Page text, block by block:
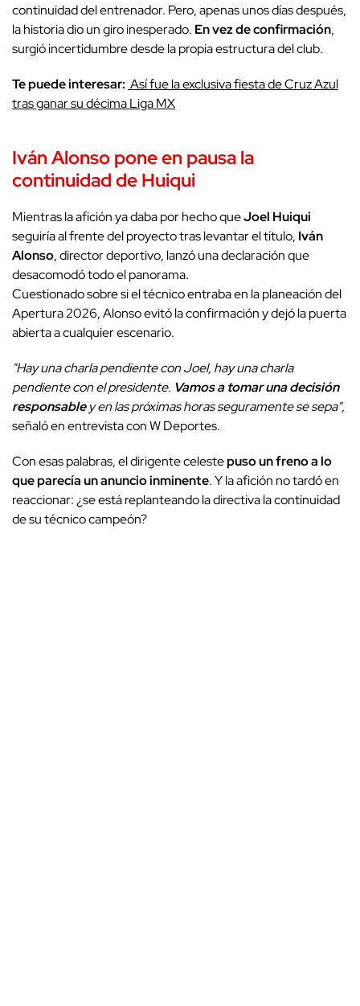
continuidad del entrenador. Pero, apenas unos días después,
la historia dio un giro inesperado. En vez de confirmación,
surgió incertidumbre desde la propia estructura del club.
Te puede interesar: Así fue la exclusiva fiesta de Cruz Azul
tras ganar su décima Liga MX
Iván Alonsopone enpausala
continuidad de Huiqui
Mientras la afición ya daba por hecho queJoel Huiqui
seguiría al frente del proyecto tras levantar el título, Iván
Alonso, director deportivo, lanzó una declaración que
desacomodó todo el panorama.
Cuestionado sobre si el técnico entraba en la planeación del
Apertura 2026, Alonso evitó la confirmación y dejó la puerta
abierta a cualquier escenario.
"Hay una charla pendiente con Joel, hay una charla
pendiente con el presidente. Vamos a tomar una decisión
responsabley en las próximas horas seguramente se sepa",
señaló en entrevista con W Deportes.
Con esas palabras, el dirigente celestepuso un freno a lo
que parecía un anuncio inminente. Y la afición no tardó en
reaccionar: ¿se está replanteando la directiva la continuidad
de su técnico campeón?